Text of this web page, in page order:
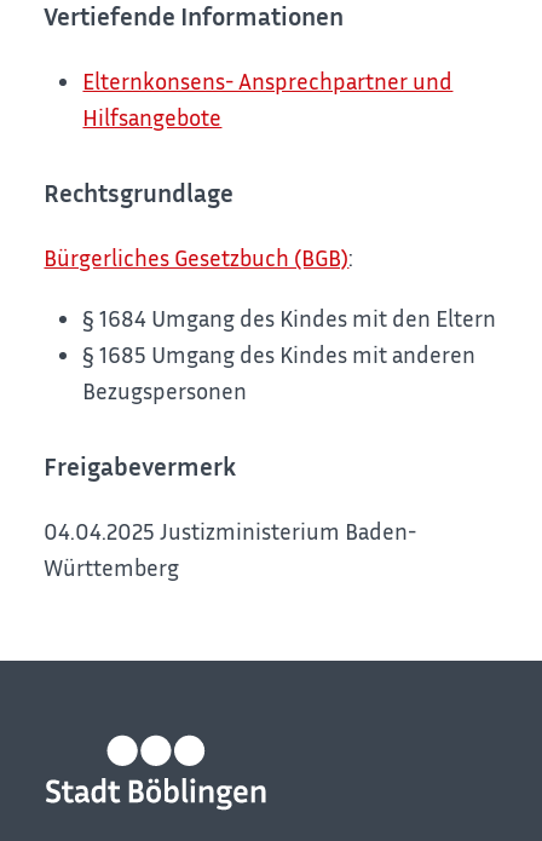
Vertiefende Informationen
Elternkonsens- Ansprechpartner und
Hilfsangebote
Rechtsgrundlage
Bürgerliches Gesetzbuch (BGB):
§ 1684 Umgang des Kindes mit den Eltern
§ 1685 Umgang des Kindes mit anderen
Bezugspersonen
Freigabevermerk
04.04.2025 Justizministerium Baden-
Württemberg